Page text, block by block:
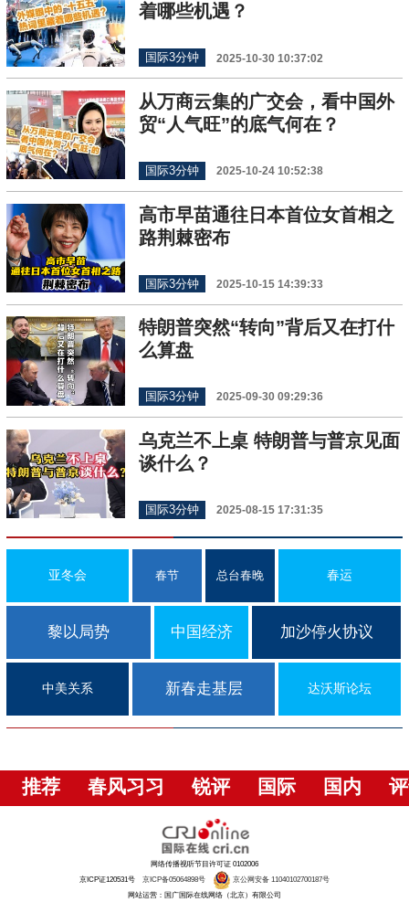
着哪些机遇？
国际3分钟 2025-10-30 10:37:02
从万商云集的广交会，看中国外
贸“人气旺”的底气何在？
国际3分钟 2025-10-24 10:52:38
高市早苗通往日本首位女首相之
路荆棘密布
国际3分钟 2025-10-15 14:39:33
特朗普突然“转向”背后又在打什
么算盘
国际3分钟 2025-09-30 09:29:36
乌克兰不上桌 特朗普与普京见面
谈什么？
国际3分钟 2025-08-15 17:31:35
亚冬会 春节 总台春晚 春运
黎以局势 中国经济 加沙停火协议
中美关系 新春走基层 达沃斯论坛
推荐 春风习习 锐评 国际 国内
网络传播视听节目许可证 0102006
京ICP证120531号 京ICP备05064898号
京公网安备 11040102700187号
网站运营：国广国际在线网络（北京）有限公司